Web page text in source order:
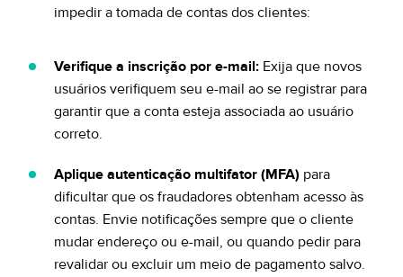
impedir a tomada de contas dos clientes:
Verifique a inscrição por e-mail: Exija que novos
usuários verifiquem seu e-mail ao se registrar para
garantir que a conta esteja associada ao usuário
correto.
Aplique autenticação multifator (MFA) para
dificultar que os fraudadores obtenham acesso às
contas. Envie notificações sempre que o cliente
mudar endereço ou e-mail, ou quando pedir para
revalidar ou excluir um meio de pagamento salvo.